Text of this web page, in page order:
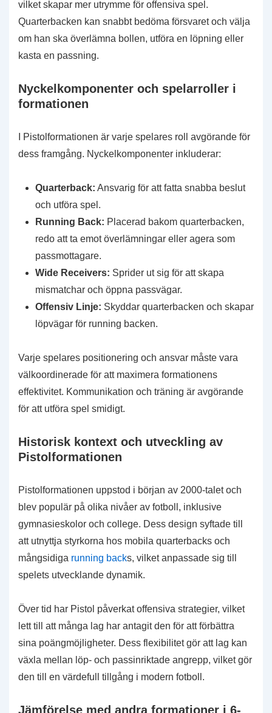
vilket skapar mer utrymme för offensiva spel.
Quarterbacken kan snabbt bedöma försvaret och välja
om han ska överlämna bollen, utföra en löpning eller
kasta en passning.
Nyckelkomponenter och spelarroller i
formationen
I Pistolformationen är varje spelares roll avgörande för
dess framgång. Nyckelkomponenter inkluderar:
Quarterback: Ansvarig för att fatta snabba beslut
och utföra spel.
Running Back: Placerad bakom quarterbacken,
redo att ta emot överlämningar eller agera som
passmottagare.
Wide Receivers: Sprider ut sig för att skapa
mismatchar och öppna passvägar.
Offensiv Linje: Skyddar quarterbacken och skapar
löpvägar för running backen.
Varje spelares positionering och ansvar måste vara
välkoordinerade för att maximera formationens
effektivitet. Kommunikation och träning är avgörande
för att utföra spel smidigt.
Historisk kontext och utveckling av
Pistolformationen
Pistolformationen uppstod i början av 2000-talet och
blev populär på olika nivåer av fotboll, inklusive
gymnasieskolor och college. Dess design syftade till
att utnyttja styrkorna hos mobila quarterbacks och
mångsidiga running backs, vilket anpassade sig till
spelets utvecklande dynamik.
Över tid har Pistol påverkat offensiva strategier, vilket
lett till att många lag har antagit den för att förbättra
sina poängmöjligheter. Dess flexibilitet gör att lag kan
växla mellan löp- och passinriktade angrepp, vilket gör
den till en värdefull tillgång i modern fotboll.
Jämförelse med andra formationer i 6-